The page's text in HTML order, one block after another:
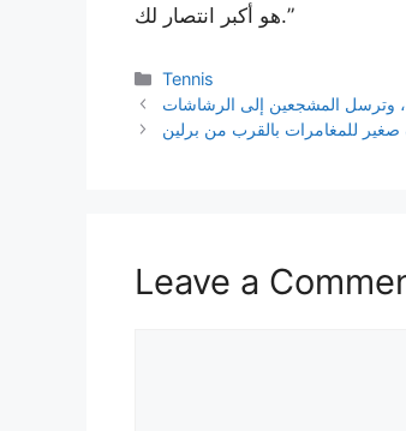
هو أكبر انتصار لك.”
Categories
Tennis
وترسل المشجعين إلى الرشاشات
للمغامرات بالقرب من برلين
Leave a